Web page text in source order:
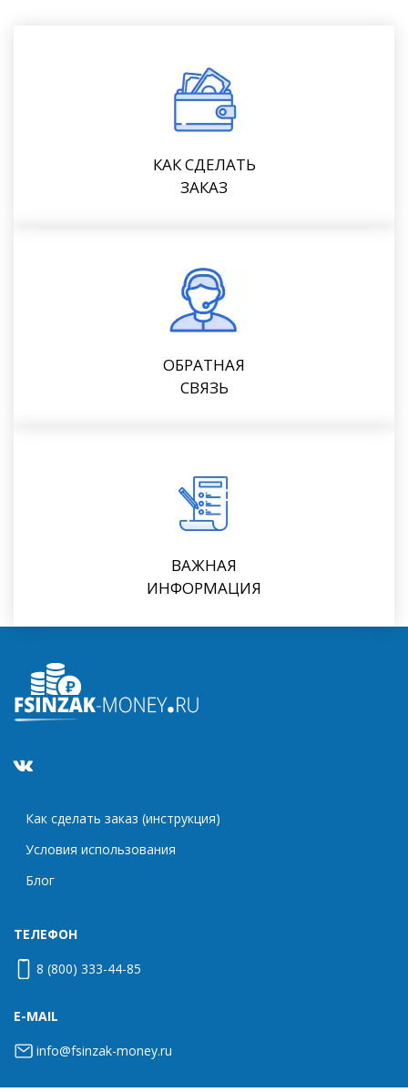
КАК СДЕЛАТЬ
ЗАКАЗ
ОБРАТНАЯ
СВЯЗЬ
ВАЖНАЯ
ИНФОРМАЦИЯ
Как сделать заказ (инструкция)
Условия использования
Блог
ТЕЛЕФОН
8 (800) 333-44-85
E-MAIL
info@fsinzak-money.ru